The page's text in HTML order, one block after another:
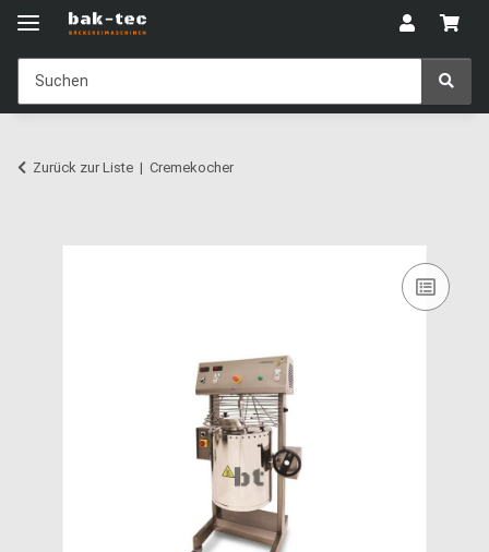
Zurück zur Liste Cremekocher